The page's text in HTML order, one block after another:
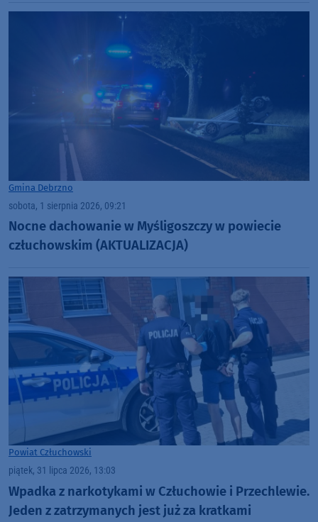
Gmina Debrzno
sobota, 1 sierpnia 2026, 09:21
Nocne dachowanie w Myśligoszczy w powiecie
człuchowskim (AKTUALIZACJA)
Powiat Człuchowski
piątek, 31 lipca 2026, 13:03
Wpadka z narkotykami w Człuchowie i Przechlewie.
Jeden z zatrzymanych jest już za kratkami